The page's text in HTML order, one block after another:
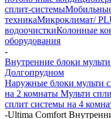
сплит-системы
техникаМикроклимат/
водоочисткиКолонные
оборудования
-
Внутренние блоки
Долгопрудном
Наружные блоки мульти
на 2 комнаты Мульти
сплит системы на 4
-Ultima Comfort